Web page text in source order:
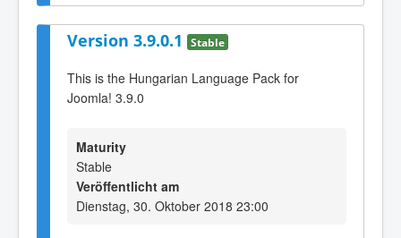
Version 3.9.0.1 Stable
This is the Hungarian Language Pack for
Joomla! 3.9.0
Maturity
Stable
Veröffentlicht am
Dienstag, 30. Oktober 2018 23:00